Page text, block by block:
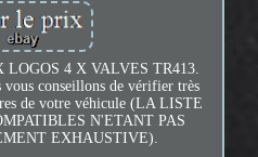
LOGOS 4 X VALVES TR413.
vous conseillons de vérifier très
de votre véhicule (LA LISTE
N'ETANT PAS
EXHAUSTIVE).